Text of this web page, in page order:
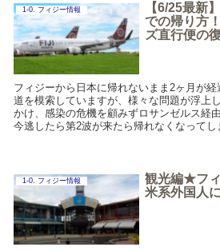
1-0. フィジー情報
【6/25最新
での帰り方
ズ直行便の
フィジーから日本に帰れないまま2ヶ月が
道を模索していますが、様々な問題が浮上
かけ、感染の危機を顧みずロサンゼルス経
今逃したら第2波が来たら帰れなくなってし
1-0. フィジー情報
観光編★フ
米系外国人